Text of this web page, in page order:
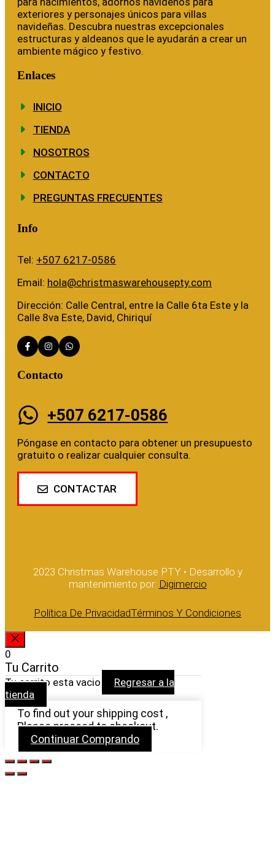
exteriores y personajes únicos para villas
navideñas. Descubra nuestras excepcionales
estructuras y aldeanos que le ayudarán a crear un
ambiente mágico y festivo.
Enlaces
INICIO
TIENDA
NOSOTROS
CONTACTO
PREGUNTAS FRECUENTES
Info
Tel: +507 6217-0586
Email: hola@christmaswarehousepty.com
Dirección: Calle Central, entre la Calle 6ta Este y la
Calle 8va Este, David, Chiriquí
Contacto
+507 6217-0586
Póngase en contacto para obtener un presupuesto
gratuito o realizar cualquier consulta.
CONTACTAR
2023 Christmas Warehouse PTY • Desarrollo y
mantenimiento por: Digimercio
Política De PrivacidadTérminos Y Condiciones
CERRAR
0
Tu Carrito
Tu carrito esta vacio
Regresar a la
tienda
To find out your shipping cost ,
Please proceed to checkout.
Continuar Comprando